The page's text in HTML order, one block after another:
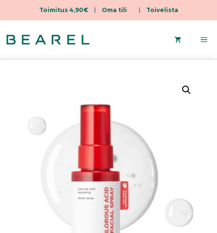
Toimitus 4,90€| Oma tili Toivelista
sisältöön